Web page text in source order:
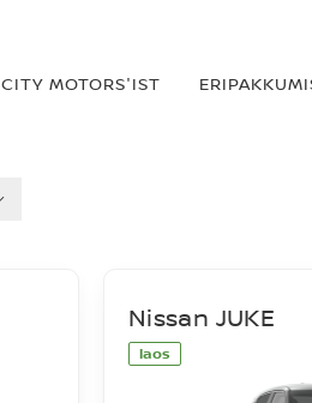
CITY MOTORS'IST
laos
Nissan JUKE